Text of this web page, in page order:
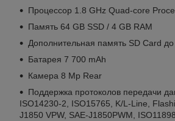
Процессор 1.8 GHz Quad-core
Память 64 GB SSD / 4 GB RAM
Дополнительная память SD Card
Батарея 7 700 mAh
Камера 8 Mp Rear
Поддержка протоколов передачи
ISO14230-2, ISO15765, K/L-Line,
J1850 VPW, SAE-J1850PWM,